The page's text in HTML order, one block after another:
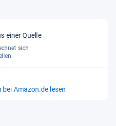
einer Quelle
sich
bei Amazon.de lesen